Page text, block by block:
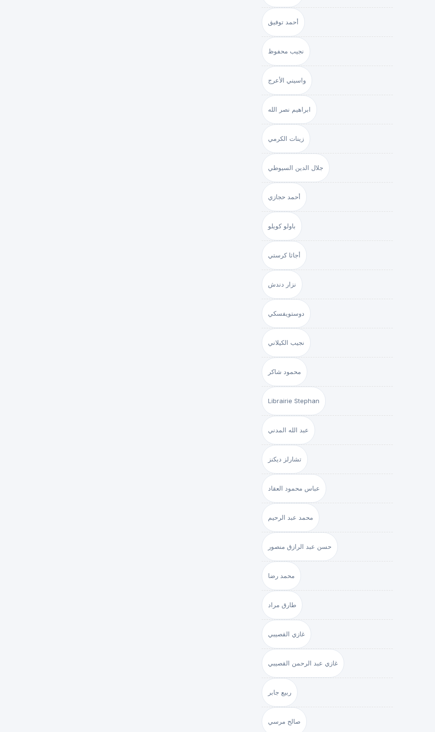
أحمد توفيق
نجيب محفوظ
واسيني الأعرج
ابراهيم نصر الله
زينات الكرمي
جلال الدين السيوطي
أحمد حجازي
باولو كويلو
أجاثا كرستي
نزار دندش
دوستويفسكي
نجيب الكيلاني
محمود شاكر
Librairie Stephan
عبد الله المدني
تشارلز ديكنز
عباس محمود العقاد
محمد عبد الرحيم
حسن عبد الرازق منصور
محمد رضا
طارق مراد
غازي القصيبي
غازي عبد الرحمن القصيبي
ربيع جابر
صالح مرسي